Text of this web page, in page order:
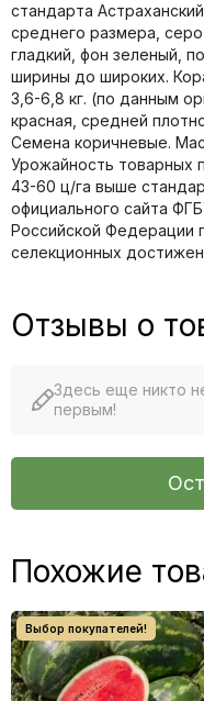
стандарта
среднего размера,
гладкий, фон зеленый,
ширины до широких.
3,6-6,8 кг. (по данным
красная, средней
Семена коричневые.
Урожайность товарных
43-60 ц/га выше
официального сайта
Российской Федерации
селекционных
Отзывы о
Здесь еще никто
первым!
Похожие